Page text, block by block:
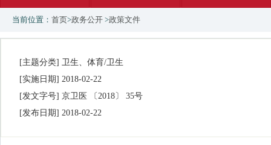
当前位置： 首页>政务公开 >政策文件
[主题分类] 卫生、体育/卫生
[实施日期] 2018-02-22
[发文字号] 京卫医 〔2018〕 35号
[发布日期] 2018-02-22